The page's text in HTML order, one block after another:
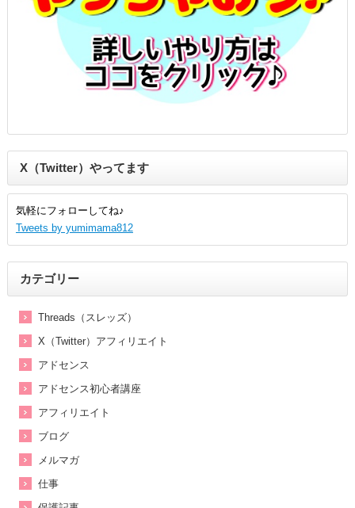
X（Twitter）やってます
気軽にフォローしてね♪
Tweets by yumimama812
カテゴリー
Threads（スレッズ）
X（Twitter）アフィリエイト
アドセンス
アドセンス初心者講座
アフィリエイト
ブログ
メルマガ
仕事